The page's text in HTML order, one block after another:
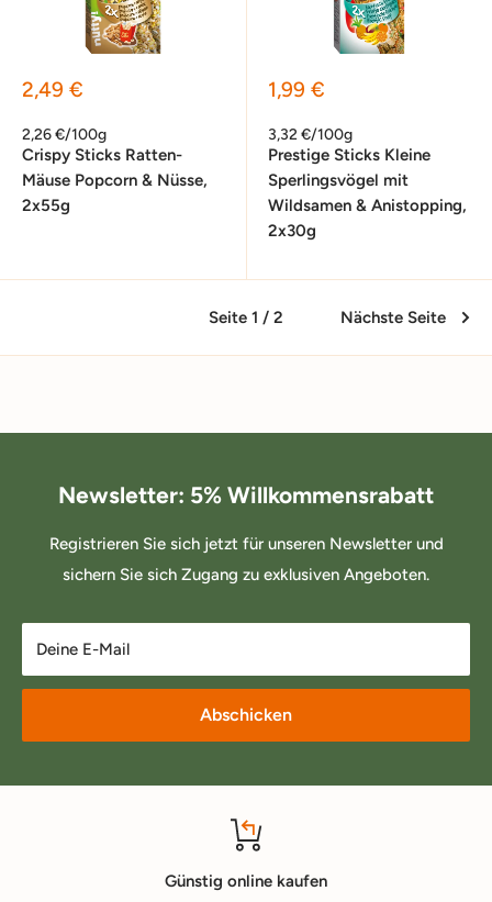
Sonderpreis
2,49 €
2,26 €/100g
Crispy Sticks Ratten-
Mäuse Popcorn & Nüsse,
2x55g
Sonderpreis
1,99 €
3,32 €/100g
Prestige Sticks Kleine
Sperlingsvögel mit
Wildsamen & Anistopping,
2x30g
Seite 1 / 2 Nächste Seite
Newsletter: 5% Willkommensrabatt
Registrieren Sie sich jetzt für unseren Newsletter und
sichern Sie sich Zugang zu exklusiven Angeboten.
Deine E-Mail
Abschicken
Günstig online kaufen